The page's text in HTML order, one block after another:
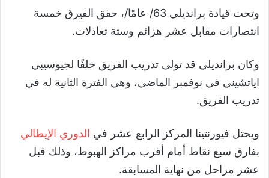
وتحت قيادة برانديلي 63/ عامًا/، حقق الفيرق خمسة
انتصارات مقابل عشر هزائم وستة تعادلات.
وكان برانديلي قد تولى تدريب الفريق خلفًا لجيوسيبي
اياتشيني في نوفمبر الماضي، وهي الفترة الثانية له في
تدريب الفريق.
ويحتل فيورنتينا المركز الرابع عشر في الدوري الإيطالي
بفارق سبع نقاط أمام أقرب مراكز الهبوط، وذلك قبل
عشر مراحل من نهاية المسابقة.